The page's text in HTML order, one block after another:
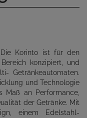
Korinto ist für den
konzipiert, und
Getränkeautomaten.
und Technologie
Maß an Performance,
der Getränke. Mit
einem Edelstahl-